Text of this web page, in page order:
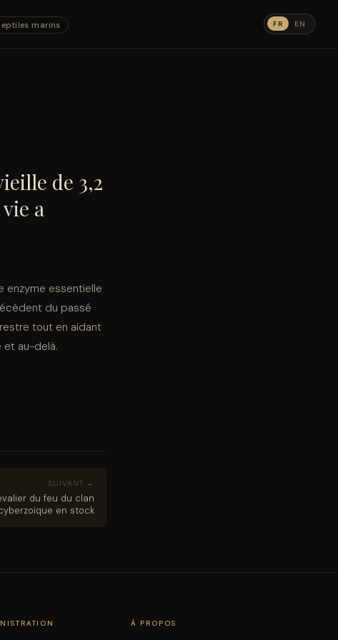
marins FR EN
de 3,2
a
enzyme essentielle
du passé
tout en aidant
et au-delà.
SUIVANT →
du feu du clan
en stock
À PROPOS